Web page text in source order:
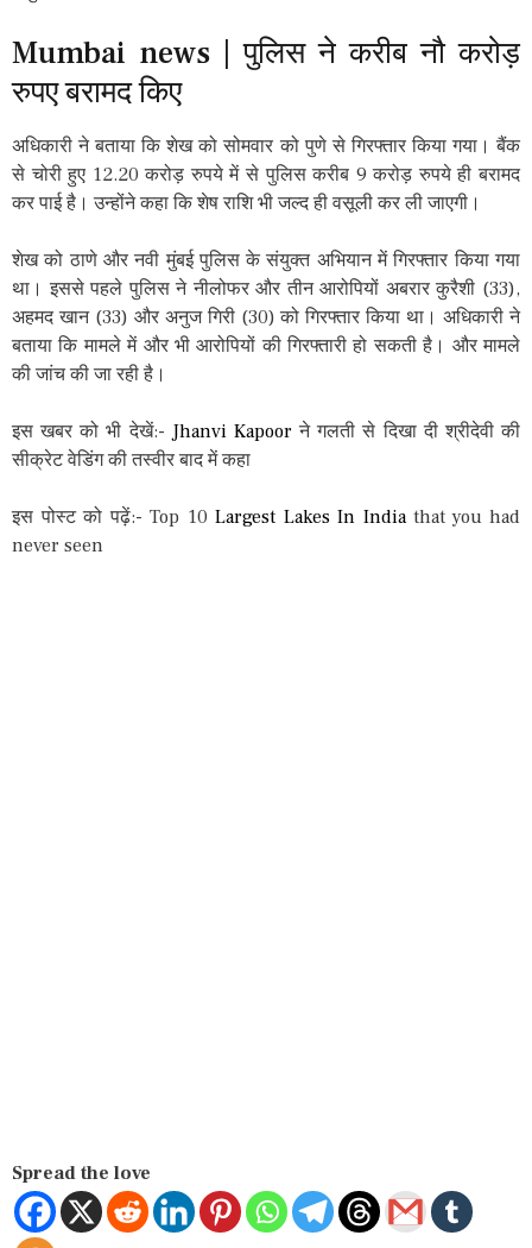
Mumbai news | पुलिस ने करीब नौ करोड़
रुपए बरामद किए
अधिकारी ने बताया कि शेख को सोमवार को पुणे से गिरफ्तार किया गया। बैंक
से चोरी हुए 12.20 करोड़ रुपये में से पुलिस करीब 9 करोड़ रुपये ही बरामद
कर पाई है। उन्होंने कहा कि शेष राशि भी जल्द ही वसूली कर ली जाएगी।
शेख को ठाणे और नवी मुंबई पुलिस के संयुक्त अभियान में गिरफ्तार किया गया
था। इससे पहले पुलिस ने नीलोफर और तीन आरोपियों अबरार कुरैशी (33),
अहमद खान (33) और अनुज गिरी (30) को गिरफ्तार किया था। अधिकारी ने
बताया कि मामले में और भी आरोपियों की गिरफ्तारी हो सकती है। और मामले
की जांच की जा रही है।
इस खबर को भी देखें:- Jhanvi Kapoorने गलती से दिखा दी श्रीदेवी की
सीक्रेट वेडिंग की तस्वीर बाद में कहा
इस पोस्ट को पढ़ें:- Top 10 Largest Lakes In Indiathat you had
never seen
Spread the love